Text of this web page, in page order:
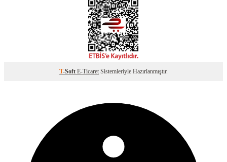
T-Soft E-Ticaret Sistemleriyle Hazırlanmıştır.